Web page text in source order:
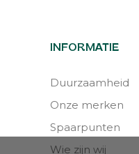
INFORMATIE
Duurzaamheid
Onze merken
Spaarpunten
Wie zijn wij